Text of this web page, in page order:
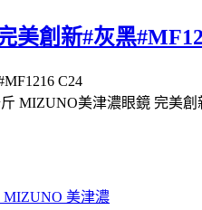
美創新#灰黑
MIZUNO美津濃眼鏡 完美
美津濃